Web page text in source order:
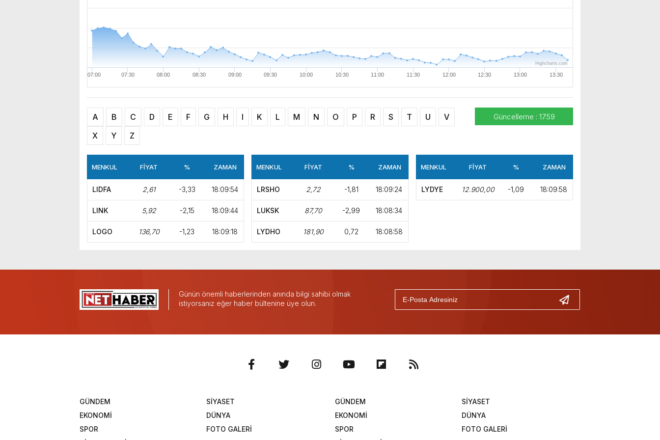
Seçer’i makamında ziyaret ettik. Kentimiz başta olmak üzere yerel yönetimlere ilişkin birçok konuda fikir alışverişinde
bulunduk. Ortak akıl ve iş birliğiyle hayata geçireceğimiz çalışmalar üzerine verimli bir görüşme gerçekleştirdik. Nazik
07:00 07:30 08:00 08:30 09:00 09:30 10:00 10:30 11:00 11:30 12:00 12:30 13:00 13:30
Highcharts.com
A B C D E F G H I K L M N O P R S T U
V
X
Y Z
Güncelleme : 17:59
MENKUL FİYAT % ZAMAN
LIDFA 2,61 -3,33 18:09:54
LINK 5,92 -2,15 18:09:44
LOGO 136,70 -1,23 18:09:18
MENKUL FİYAT % ZAMAN
LRSHO 2,72 -1,81 18:09:24
LUKSK 87,70 -2,99 18:08:34
LYDHO 181,90 0,72 18:08:58
MENKUL FİYAT % ZAMAN
LYDYE 12.900,00 -1,09 18:09:58
Günün önemli haberlerinden anında bilgi sahibi olmak
istiyorsanız eğer haber bültenine üye olun.
GÜNDEM
SİYASET
EKONOMİ
DÜNYA
SPOR
FOTO GALERİ
GÜNDEM
SİYASET
EKONOMİ
DÜNYA
SPOR
FOTO GALERİ